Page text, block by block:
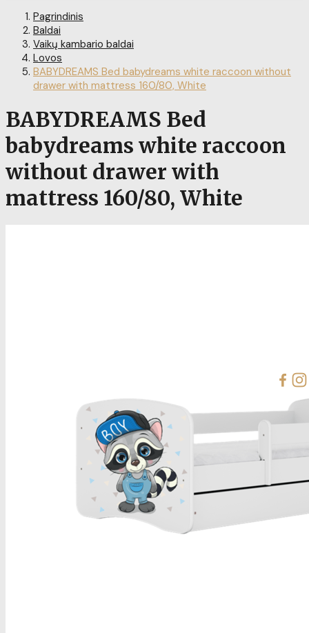
Pagrindinis
Baldai
Vaikų kambario baldai
Lovos
BABYDREAMS Bed babydreams white raccoon without
drawer with mattress 160/80, White
BABYDREAMS Bed
babydreams white raccoon
without drawer with
mattress 160/80, White